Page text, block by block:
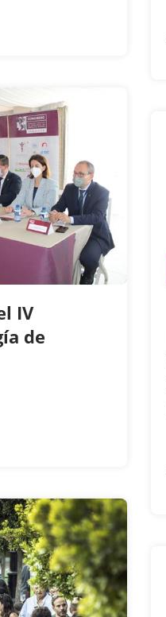
IV
de